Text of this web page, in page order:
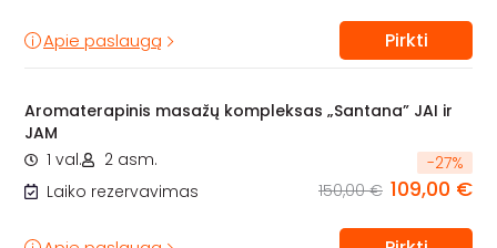
Apie paslaugą Pirkti
Aromaterapinis masažų kompleksas „Santana” JAI ir
JAM
1 val.
2 asm.
Laiko rezervavimas
-27%
150,00 € 109,00 €